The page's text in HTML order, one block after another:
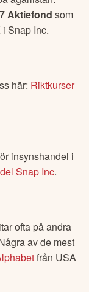
Aktiefond som
iSnap Inc.
här: Riktkurser
insynshandel i
Snap Inc.
ofta på andra
av de mest
från USA